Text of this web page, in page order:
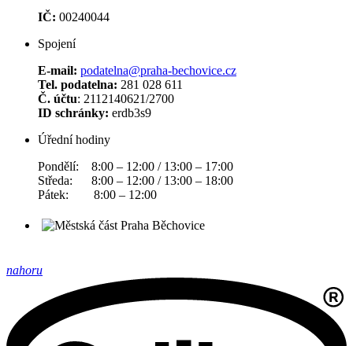
IČ: 00240044
Spojení
E-mail: podatelna@praha-bechovice.cz
Tel. podatelna: 281 028 611
Č. účtu: 2112140621/2700
ID schránky: erdb3s9
Úřední hodiny
Pondělí: 8:00 – 12:00 / 13:00 – 17:00
Středa: 8:00 – 12:00 / 13:00 – 18:00
Pátek: 8:00 – 12:00
nahoru